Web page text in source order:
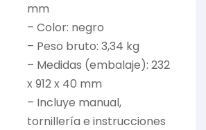
mm
– Color: negro
– Peso bruto: 3,34 kg
– Medidas (embalaje): 232
x 912 x 40 mm
– Incluye manual,
tornillería e instrucciones